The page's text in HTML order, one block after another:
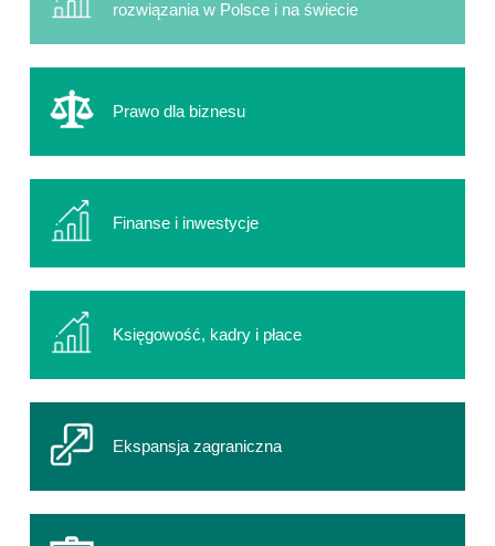
rozwiązania w Polsce i na świecie
Prawo dla biznesu
Finanse i inwestycje
Księgowość, kadry i płace
Ekspansja zagraniczna